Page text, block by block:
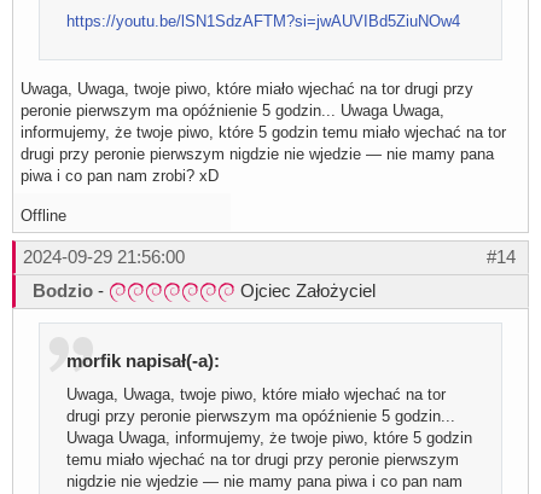
https://youtu.be/lSN1SdzAFTM?si=jwAUVIBd5ZiuNOw4
Uwaga, Uwaga, twoje piwo, które miało wjechać na tor drugi przy
peronie pierwszym ma opóźnienie 5 godzin... Uwaga Uwaga,
informujemy, że twoje piwo, które 5 godzin temu miało wjechać na tor
drugi przy peronie pierwszym nigdzie nie wjedzie — nie mamy pana
piwa i co pan nam zrobi? xD
Offline
#14
2024-09-29 21:56:00
Bodzio - Ojciec Założyciel
morfik napisał(-a):
Uwaga, Uwaga, twoje piwo, które miało wjechać na tor
drugi przy peronie pierwszym ma opóźnienie 5 godzin...
Uwaga Uwaga, informujemy, że twoje piwo, które 5 godzin
temu miało wjechać na tor drugi przy peronie pierwszym
nigdzie nie wjedzie — nie mamy pana piwa i co pan nam